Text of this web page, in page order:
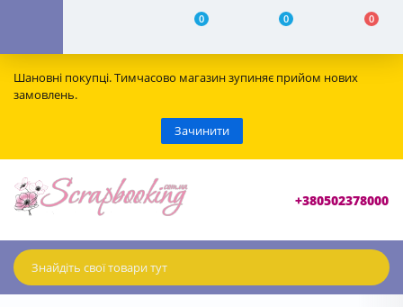
0 0 0
Шановні покупці. Тимчасово магазин зупиняє прийом нових
замовлень.
Зачинити
+380502378000